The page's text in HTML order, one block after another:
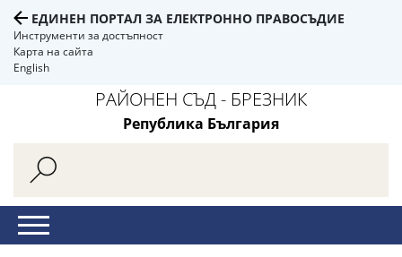
ЕДИНЕН ПОРТАЛ ЗА ЕЛЕКТРОННО ПРАВОСЪДИЕ
Инструменти за достъпност
Карта на сайта
English
РАЙОНЕН СЪД - БРЕЗНИК
Република България